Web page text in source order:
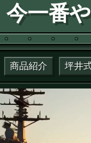
今一番
カテゴリー：
商品紹介 坪井